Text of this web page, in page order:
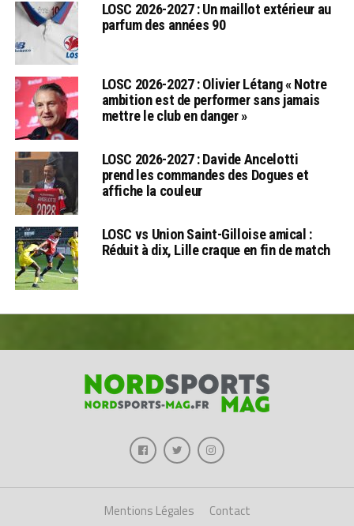
LOSC 2026-2027 : Un maillot extérieur au
parfum des années 90
LOSC 2026-2027 : Olivier Létang « Notre
ambition est de performer sans jamais
mettre le club en danger »
LOSC 2026-2027 : Davide Ancelotti
prend les commandes des Dogues et
affiche la couleur
LOSC vs Union Saint-Gilloise amical :
Réduit à dix, Lille craque en fin de match
Mentions Légales Contact